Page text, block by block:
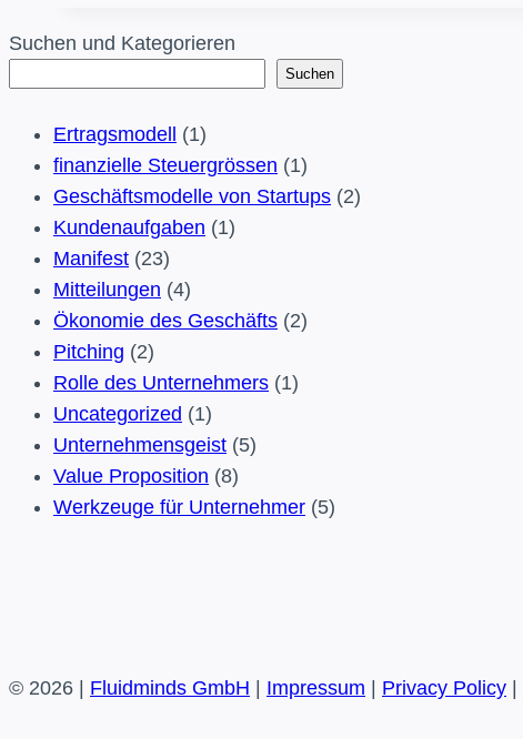
Canvas
zu
Suchen und Kategorieren
Suchen
Ertragsmodell
(1)
finanzielle Steuergrössen (1)
Geschäftsmodelle von Startups (2)
Kundenaufgaben (1)
Manifest (23)
Mitteilungen (4)
Ökonomie des Geschäfts (2)
Pitching (2)
Rolle des Unternehmers (1)
Uncategorized (1)
Unternehmensgeist (5)
Value Proposition (8)
Werkzeuge für Unternehmer (5)
© 2026 | Fluidminds GmbH Impressum Privacy Policy